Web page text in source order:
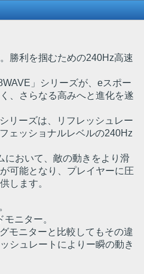
勝利を掴むための240Hz高速
」シリーズが、eスポー
、さらなる高みへと進化を遂
リーズは、リフレッシュレー
ェッショナルレベルの240Hz
において、敵の動きをより滑
可能となり、プレイヤーに圧
します。
ニター。
モニターと比較してもその違
シュレートによりー瞬の動き